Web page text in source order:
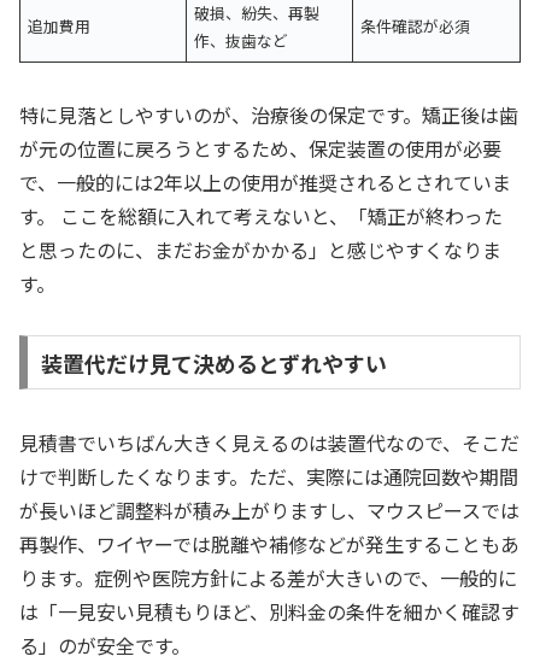
追加費用
破損、紛失、再製
作、抜歯など
条件確認が必須
特に見落としやすいのが、治療後の保定です。矯正後は歯
が元の位置に戻ろうとするため、保定装置の使用が必要
で、一般的には2年以上の使用が推奨されるとされていま
す。 ここを総額に入れて考えないと、「矯正が終わった
と思ったのに、まだお金がかかる」と感じやすくなりま
す。
装置代だけ見て決めるとずれやすい
見積書でいちばん大きく見えるのは装置代なので、そこだ
けで判断したくなります。ただ、実際には通院回数や期間
が長いほど調整料が積み上がりますし、マウスピースでは
再製作、ワイヤーでは脱離や補修などが発生することもあ
ります。症例や医院方針による差が大きいので、一般的に
は「一見安い見積もりほど、別料金の条件を細かく確認す
る」のが安全です。